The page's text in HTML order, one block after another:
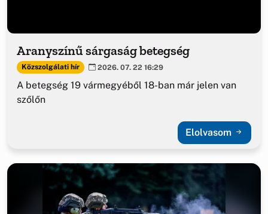
Aranyszínű sárgaság betegség
Közszolgálati hír 2026. 07. 22 16:29
A betegség 19 vármegyéből 18-ban már jelen van
szőlőn
Elolvasom